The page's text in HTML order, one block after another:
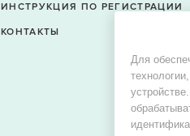
Для
ИНСТРУКЦИЯ ПО РЕГИСТРАЦИИ
КОНТАКТЫ